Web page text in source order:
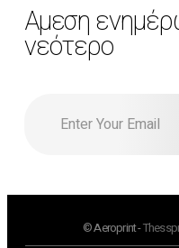
Αμεση
νεότερο
© Aeroprint -